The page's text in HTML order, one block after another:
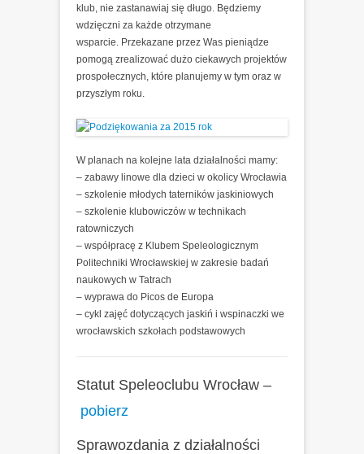
klub, nie zastanawiaj się długo. Będziemy
wdzięczni za każde otrzymane
wsparcie. Przekazane przez Was pieniądze
pomogą zrealizować dużo ciekawych projektów
prospołecznych, które planujemy w tym oraz w
przyszłym roku.
W planach na kolejne lata działalności mamy:
– zabawy linowe dla dzieci w okolicy Wrocławia
– szkolenie młodych taterników jaskiniowych
– szkolenie klubowiczów w technikach
ratowniczych
– współpracę z Klubem Speleologicznym
Politechniki Wrocławskiej w zakresie badań
naukowych w Tatrach
– wyprawa do Picos de Europa
– cykl zajęć dotyczących jaskiń i wspinaczki we
wrocławskich szkołach podstawowych
Statut Speleoclubu Wrocław –
pobierz
Sprawozdania z działalności